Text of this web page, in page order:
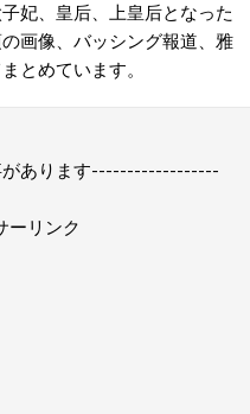
妃、皇后、上皇后となった
画像、バッシング報道、雅
とめています。
あります------------------
ーリンク